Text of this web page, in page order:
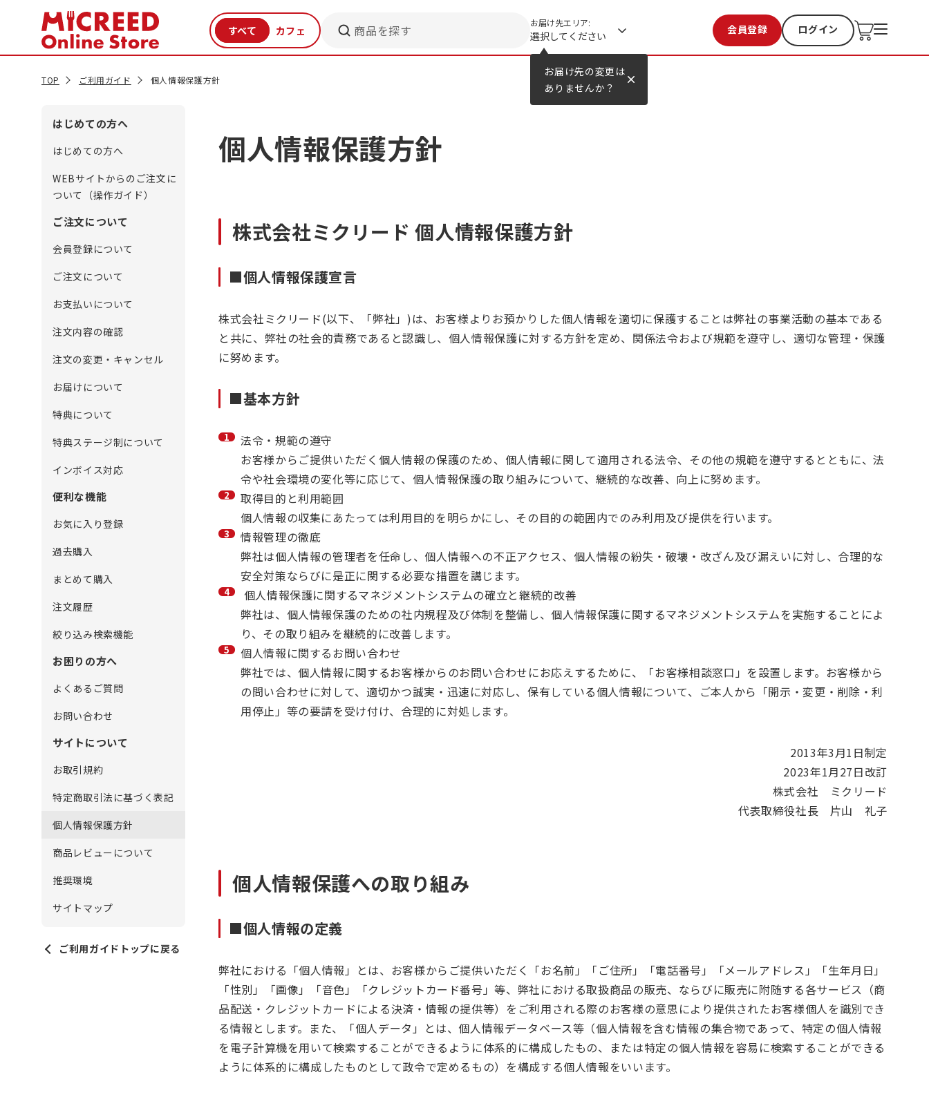
お届け先の変更は
ありませんか？
商品を探す お届け先エリア:
選択してください 会員登録 ログイン
お気に入り 過去購入
TOP ご利用ガイド 個人情報保護方針
個人情報保護方針
株式会社ミクリード 個人情報保護方針
■個人情報保護宣言
株式会社ミクリード(以下、「弊社」)は、お客様よりお預かりした個人情報を適切に保護することは弊社の事業活動の基本である
と共に、弊社の社会的責務であると認識し、個人情報保護に対する方針を定め、関係法令および規範を遵守し、適切な管理・保護
に努めます。
■基本方針
法令・規範の遵守
お客様からご提供いただく個人情報の保護のため、個人情報に関して適用される法令、その他の規範を遵守するとともに、法
令や社会環境の変化等に応じて、個人情報保護の取り組みについて、継続的な改善、向上に努めます。
取得目的と利用範囲
個人情報の収集にあたっては利用目的を明らかにし、その目的の範囲内でのみ利用及び提供を行います。
情報管理の徹底
弊社は個人情報の管理者を任命し、個人情報への不正アクセス、個人情報の紛失・破壊・改ざん及び漏えいに対し、合理的な
安全対策ならびに是正に関する必要な措置を講じます。
個人情報保護に関するマネジメントシステムの確立と継続的改善
弊社は、個人情報保護のための社内規程及び体制を整備し、個人情報保護に関するマネジメントシステムを実施することによ
り、その取り組みを継続的に改善します。
個人情報に関するお問い合わせ
弊社では、個人情報に関するお客様からのお問い合わせにお応えするために、「お客様相談窓口」を設置します。お客様から
の問い合わせに対して、適切かつ誠実・迅速に対応し、保有している個人情報について、ご本人から「開示・変更・削除・利
用停止」等の要請を受け付け、合理的に対処します。
2013年3月1日制定
2023年1月27日改訂
株式会社 ミクリード
代表取締役社長 片山 礼子
個人情報保護への取り組み
■個人情報の定義
弊社における「個人情報」とは、お客様からご提供いただく「お名前」「ご住所」「電話番号」「メールアドレス」「生年月日」
「性別」「画像」「音色」「クレジットカード番号」等、弊社における取扱商品の販売、ならびに販売に附随する各サービス（商
品配送・クレジットカードによる決済・情報の提供等）をご利用される際のお客様の意思により提供されたお客様個人を識別でき
る情報とします。また、「個人データ」とは、個人情報データベース等（個人情報を含む情報の集合物であって、特定の個人情報
を電子計算機を用いて検索することができるように体系的に構成したもの、または特定の個人情報を容易に検索することができる
ように体系的に構成したものとして政令で定めるもの）を構成する個人情報をいいます。
はじめての方へ
はじめての方へ
WEBサイトからのご注文に
ついて（操作ガイド）
ご注文について
会員登録について
ご注文について
お支払いについて
注文内容の確認
注文の変更・キャンセル
お届けについて
特典について
特典ステージ制について
インボイス対応
便利な機能
お気に入り登録
過去購入
まとめて購入
注文履歴
絞り込み検索機能
お困りの方へ
よくあるご質問
お問い合わせ
サイトについて
お取引規約
特定商取引法に基づく表記
個人情報保護方針
商品レビューについて
推奨環境
サイトマップ
ご利用ガイドトップに戻る